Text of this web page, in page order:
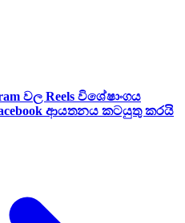
වල Reels විශේෂාංගය
ආයතනය කටයුතු කරයි